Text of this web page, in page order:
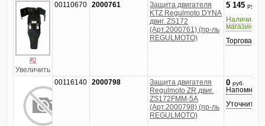
Увеличить
00110670 2000761
Защита двигателя
KTZ Regulmoto DYNA
двиг. ZS172
(Арт.2000761) (пр-ль
REGULMOTO)
5 145 руб.
Наличие в
магазине
00116140 2000798
Защита двигателя
Regulmoto ZR двиг.
ZS172FMM-5A
(Арт.2000798) (пр-ль
REGULMOTO)
0 руб.
Напомнить
Уточнить